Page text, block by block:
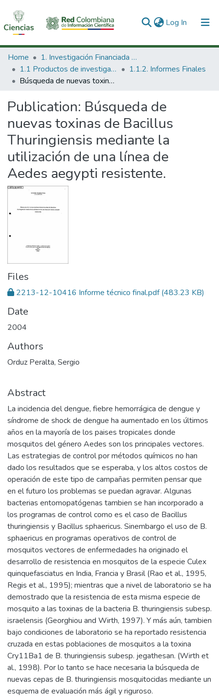
Log In (current)
Communities & Collections
All of DSpace
Home
1. Investigación Financiada con Recursos Públicos
1.1 Productos de investigación
1.1.2. Informes Finales
Búsqueda de nuevas toxinas de Bacillus Thuringiensis mediante la utilización de una línea de Aedes aegypti resistente.
Publication: Búsqueda de
nuevas toxinas de Bacillus
Thuringiensis mediante la
utilización de una línea de
Aedes aegypti resistente.
Files
2213-12-10416 Informe técnico final.pdf(483.23 KB)
Date
2004
Authors
Orduz Peralta, Sergio
Abstract
La incidencia del dengue, fiebre hemorrágica de dengue y
síndrome de shock de dengue ha aumentado en los últimos
años en la mayoría de los paises tropicales donde
mosquitos del género Aedes son los principales vectores.
Las estrategias de control por métodos químicos no han
dado los resultados que se esperaba, y los altos costos de
operación de este tipo de campañas permiten pensar que
en el futuro los problemas se puedan agravar. Algunas
bacterias entomopatógenas tambien se han incorporado a
los programas de control como es el caso de Bacillus
thuringiensis y Bacillus sphaericus. Sinembargo el uso de B.
sphaericus en programas operativos de control de
mosquitos vectores de enfermedades ha originado el
desarrollo de resistencia en mosquitos de la especie Culex
quinquefasciatus en India, Francia y Brasil (Rao et al., 1995,
Regis et al., 1995); mientras que a nivel de laboratorio se ha
demostrado que la resistencia de esta misma especie de
mosquito a las toxinas de la bacteria B. thuringiensis subesp.
israelensis (Georghiou and Wirth, 1997). Y más aún, tambien
bajo condiciones de laboratorio se ha reportado resistencia
cruzada en estas poblaciones de mosquitos a la toxina
Cry11Ba1 de B. thuringiensis subesp. jegathesan. (Wirth et
al., 1998). Por lo tanto se hace necesaria la búsqueda de
nuevas cepas de B. thuringiensis mosquitocidas mediante un
esquema de evaluación más ágil y riguroso.